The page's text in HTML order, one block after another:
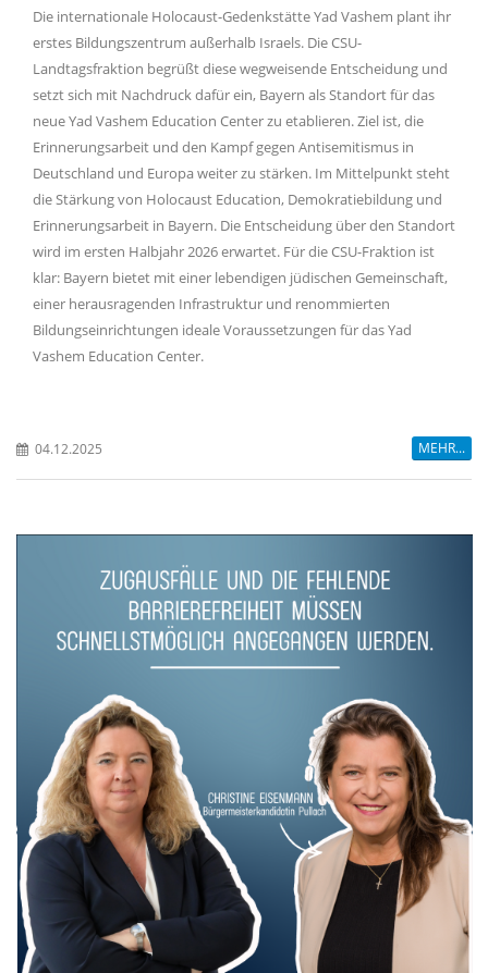
Die internationale Holocaust-Gedenkstätte Yad Vashem plant ihr
erstes Bildungszentrum außerhalb Israels. Die CSU-
Landtagsfraktion begrüßt diese wegweisende Entscheidung und
setzt sich mit Nachdruck dafür ein, Bayern als Standort für das
neue Yad Vashem Education Center zu etablieren. Ziel ist, die
Erinnerungsarbeit und den Kampf gegen Antisemitismus in
Deutschland und Europa weiter zu stärken. Im Mittelpunkt steht
die Stärkung von Holocaust Education, Demokratiebildung und
Erinnerungsarbeit in Bayern. Die Entscheidung über den Standort
wird im ersten Halbjahr 2026 erwartet. Für die CSU-Fraktion ist
klar: Bayern bietet mit einer lebendigen jüdischen Gemeinschaft,
einer herausragenden Infrastruktur und renommierten
Bildungseinrichtungen ideale Voraussetzungen für das Yad
Vashem Education Center.
04.12.2025 MEHR...